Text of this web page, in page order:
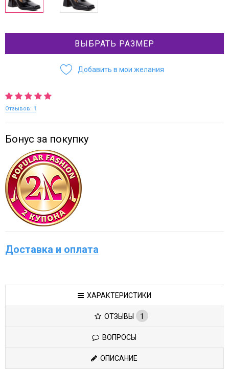
ВЫБРАТЬ РАЗМЕР
Добавить в мои желания
Отзывов: 1
Бонус за покупку
Доставка и оплата
ХАРАКТЕРИСТИКИ
ОТЗЫВЫ 1
ВОПРОСЫ
ОПИСАНИЕ